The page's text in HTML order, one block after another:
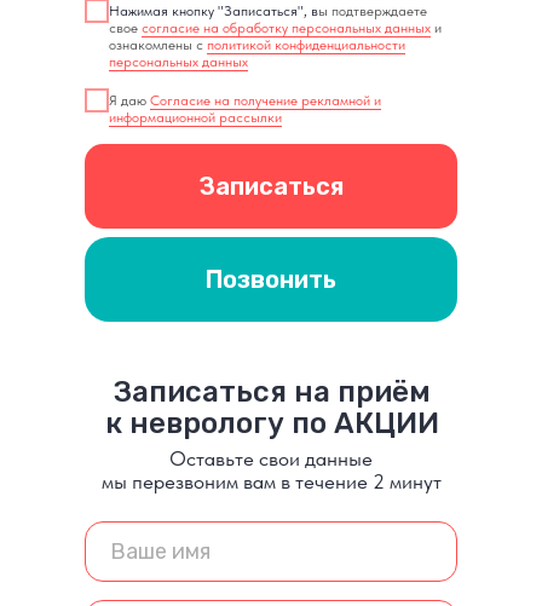
Нажимая кнопку "Записаться", вы подтверждаете
свое согласие на обработку персональных данных и
ознакомлены с политикой конфиденциальности
персональных данных
Я даю Согласие на получение рекламной и
информационной рассылки
Записаться
Позвонить
Записаться на приём
к неврологу по АКЦИИ
Оставьте свои данные
мы перезвоним вам в течение 2 минут